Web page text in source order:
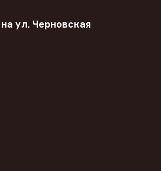
ул. Черновская